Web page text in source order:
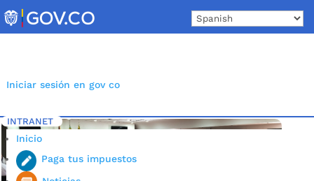
to
content
Iniciar sesión en gov co
INTRANET
Inicio
Paga tus impuestos
Inicio 5 Etiqueta: Mínimo vital